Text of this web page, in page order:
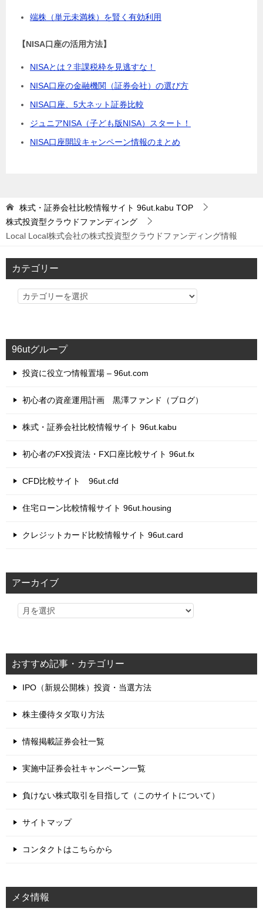
端株（単元未満株）を賢く有効利用
【NISA口座の活用方法】
NISAとは？非課税枠を見逃すな！
NISA口座の金融機関（証券会社）の選び方
NISA口座、5大ネット証券比較
ジュニアNISA（子ども版NISA）スタート！
NISA口座開設キャンペーン情報のまとめ
株式・証券会社比較情報サイト 96ut.kabu TOP
株式投資型クラウドファンディング
Local Local株式会社の株式投資型クラウドファンディング情報
カテゴリー
カ
リ
ー
96utグループ
投資に役立つ情報置場 – 96ut.com
初心者の資産運用計画 黒澤ファンド（ブログ）
株式・証券会社比較情報サイト 96ut.kabu
初心者のFX投資法・FX口座比較サイト 96ut.fx
CFD比較サイト 96ut.cfd
住宅ローン比較情報サイト 96ut.housing
クレジットカード比較情報サイト 96ut.card
アーカイブ
おすすめ記事・カテゴリー
IPO（新規公開株）投資・当選方法
株主優待タダ取り方法
情報掲載証券会社一覧
実施中証券会社キャンペーン一覧
負けない株式取引を目指して（このサイトについて）
サイトマップ
コンタクトはこちらから
メタ情報